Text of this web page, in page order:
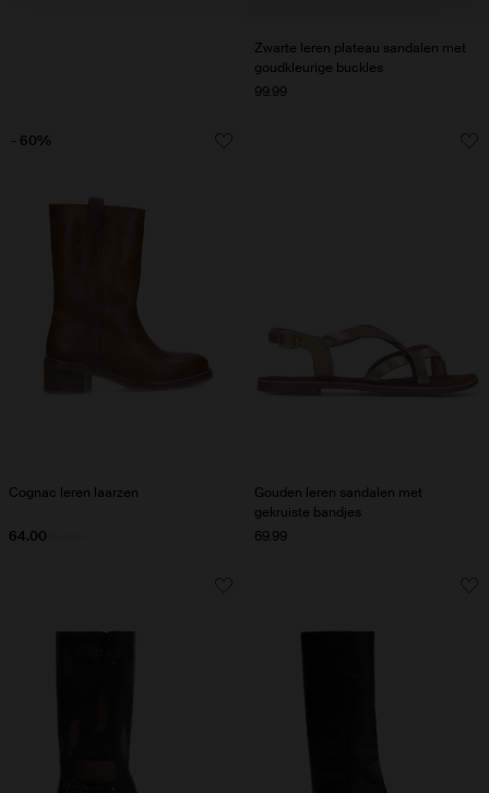
Zwarte leren plateau sandalen met
goudkleurige buckles
99.99
Cognac leren laarzen
64.00
- 60%
Gouden leren sandalen met
gekruiste bandjes
69.99